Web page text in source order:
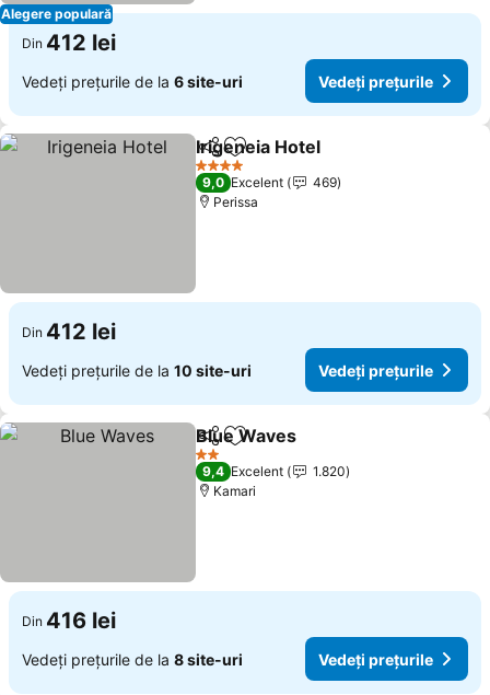
Alegere populară
Din 412 lei
Vedeți prețurile de la 6 site-uri Vedeți prețurile
DistribuițiAdăugaţi la favorite
Irigeneia Hotel
4 Stele
9,0 Excelent
469
Perissa
Din 412 lei
Vedeți prețurile de la 10 site-uri Vedeți prețurile
DistribuițiAdăugaţi la favorite
Blue Waves
2 Stele
9,4 Excelent
1.820
Kamari
Din 416 lei
Vedeți prețurile de la 8 site-uri Vedeți prețurile